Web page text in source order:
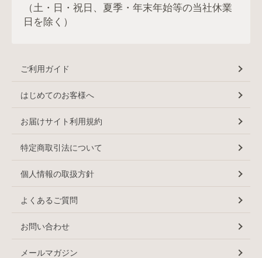
（土・日・祝日、夏季・年末年始等の当社休業
日を除く）
ご利用ガイド
はじめてのお客様へ
お届けサイト利用規約
特定商取引法について
個人情報の取扱方針
よくあるご質問
お問い合わせ
メールマガジン